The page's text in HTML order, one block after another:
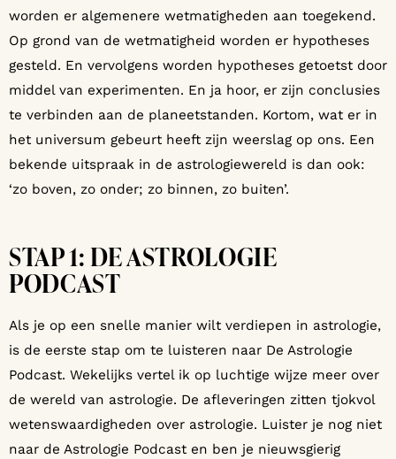
worden er algemenere wetmatigheden aan toegekend.
Op grond van de wetmatigheid worden er hypotheses
gesteld. En vervolgens worden hypotheses getoetst door
middel van experimenten. En ja hoor, er zijn conclusies
te verbinden aan de planeetstanden. Kortom, wat er in
het universum gebeurt heeft zijn weerslag op ons. Een
bekende uitspraak in de astrologiewereld is dan ook:
‘zo boven, zo onder; zo binnen, zo buiten’.
STAP 1: DE ASTROLOGIE
PODCAST
Als je op een snelle manier wilt verdiepen in astrologie,
is de eerste stap om te luisteren naar De Astrologie
Podcast. Wekelijks vertel ik op luchtige wijze meer over
de wereld van astrologie. De afleveringen zitten tjokvol
wetenswaardigheden over astrologie. Luister je nog niet
naar de Astrologie Podcast en ben je nieuwsgierig